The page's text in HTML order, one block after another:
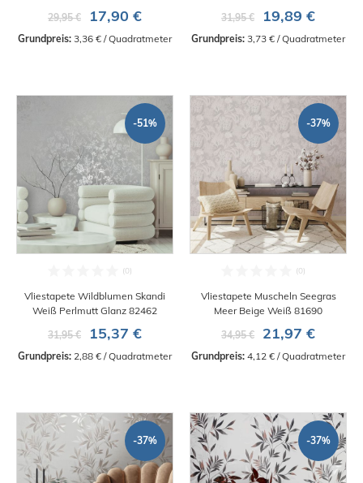
29,95 € 17,90 €
Grundpreis: 3,36 € / Quadratmeter
31,95 € 19,89 €
Grundpreis: 3,73 € / Quadratmeter
-51%
Vliestapete Wildblumen Skandi
Weiß Perlmutt Glanz 82462
31,95 €
15,37 €
Grundpreis: 2,88 € / Quadratmeter
-37%
Vliestapete Muscheln Seegras
Meer Beige Weiß 81690
34,95 €
21,97 €
Grundpreis: 4,12 € / Quadratmeter
-37% -37%